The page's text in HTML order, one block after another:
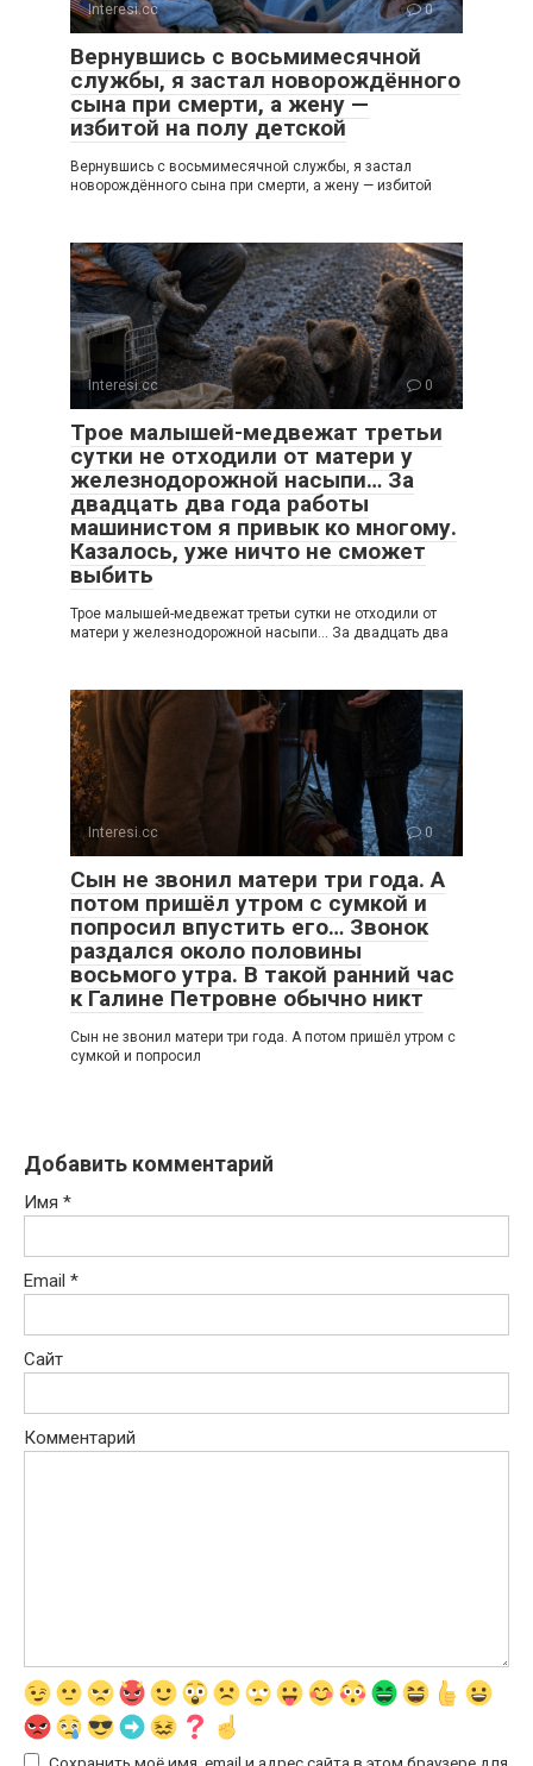
Interesi.cc 0
Вернувшись с восьмимесячной
службы, я застал новорождённого
сына при смерти, а жену —
избитой на полу детской
Вернувшись с восьмимесячной службы, я застал
новорождённого сына при смерти, а жену — избитой
Interesi.cc 0
Трое малышей-медвежат третьи
сутки не отходили от матери у
железнодорожной насыпи… За
двадцать два года работы
машинистом я привык ко многому.
Казалось, уже ничто не сможет
выбить
Трое малышей-медвежат третьи сутки не отходили от
матери у железнодорожной насыпи… За двадцать два
Interesi.cc 0
Сын не звонил матери три года. А
потом пришёл утром с сумкой и
попросил впустить его… Звонок
раздался около половины
восьмого утра. В такой ранний час
к Галине Петровне обычно никт
Сын не звонил матери три года. А потом пришёл утром с
сумкой и попросил
Добавить комментарий
Имя *
Email *
Сайт
Комментарий